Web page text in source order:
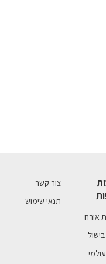
אורח
צור קשר
תנאי שימוש